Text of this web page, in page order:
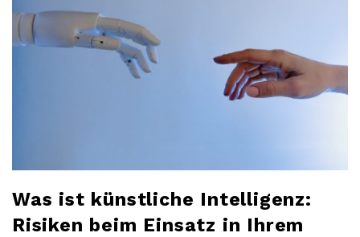
o
o
g
Was ist künstliche Intelligenz:
Risiken beim Einsatz in Ihrem